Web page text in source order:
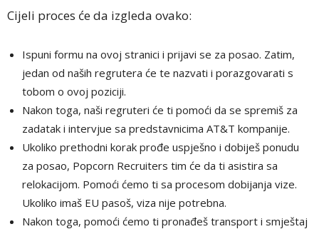
Cijeli proces će da izgleda ovako:
Ispuni formu na ovoj stranici i prijavi se za posao. Zatim,
jedan od naših regrutera će te nazvati i porazgovarati s
tobom o ovoj poziciji.
Nakon toga, naši regruteri će ti pomoći da se spremiš za
zadatak i intervjue sa predstavnicima AT&T kompanije.
Ukoliko prethodni korak prođe uspješno i dobiješ ponudu
za posao, Popcorn Recruiters tim će da ti asistira sa
relokacijom. Pomoći ćemo ti sa procesom dobijanja vize.
Ukoliko imaš EU pasoš, viza nije potrebna.
Nakon toga, pomoći ćemo ti pronađeš transport i smještaj